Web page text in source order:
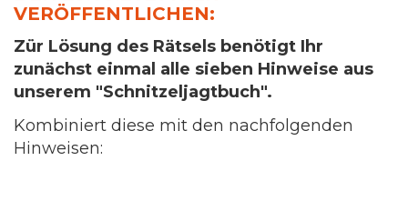
VERÖFFENTLICHEN:
Zür Lösung des Rätsels benötigt Ihr
zunächst einmal alle sieben Hinweise aus
unserem "Schnitzeljagtbuch".
Kombiniert diese mit den nachfolgenden
Hinweisen: